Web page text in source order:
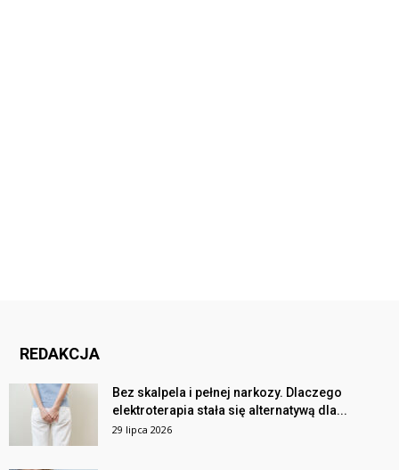
REDAKCJA
Bez skalpela i pełnej narkozy. Dlaczego
elektroterapia stała się alternatywą dla...
29 lipca 2026